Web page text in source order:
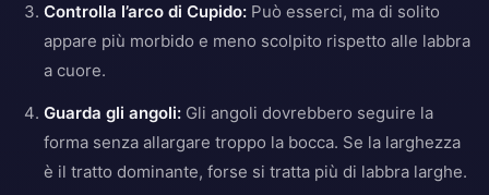
Controlla l’arco di Cupido: Può esserci, ma di solito
appare più morbido e meno scolpito rispetto alle labbra
a cuore.
Guarda gli angoli: Gli angoli dovrebbero seguire la
forma senza allargare troppo la bocca. Se la larghezza
è il tratto dominante, forse si tratta più di labbra larghe.